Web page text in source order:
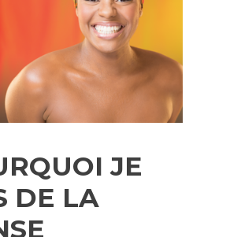
JE
DE LA